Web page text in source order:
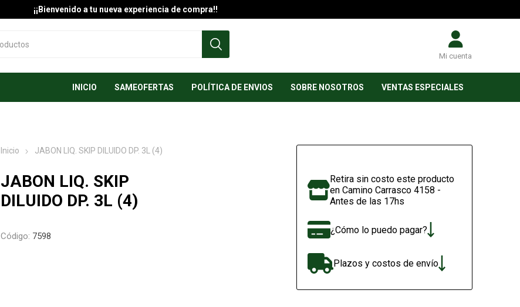
¡¡Bienvenido a tu nueva experiencia de compra!!
Mi cuenta
INICIO SAMEOFERTAS POLÍTICA DE ENVIOS SOBRE NOSOTROS VENTAS ESPECIALES
Inicio JABON LIQ. SKIP DILUIDO DP. 3L (4)
JABON LIQ. SKIP
DILUIDO DP. 3L (4)
Código: 7598
Retira sin costo este producto
en Camino Carrasco 4158 -
Antes de las 17hs
¿Cómo lo puedo pagar?
Plazos y costos de envío